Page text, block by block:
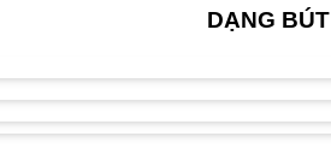
DẠNG BÚT